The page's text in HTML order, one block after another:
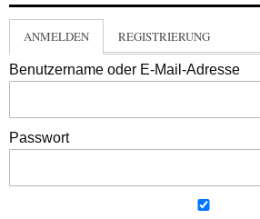
ANMELDEN REGISTRIERUNG
Benutzername oder E-Mail-Adresse
Passwort